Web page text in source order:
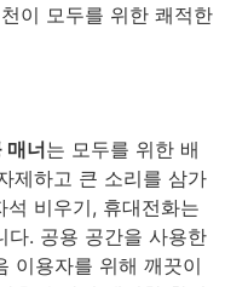
이 모두를 위한 쾌적한
매너는 모두를 위한 배
제하고 큰 소리를 삼가
비우기, 휴대전화는
다. 공용 공간을 사용한
이용자를 위해 깨끗이